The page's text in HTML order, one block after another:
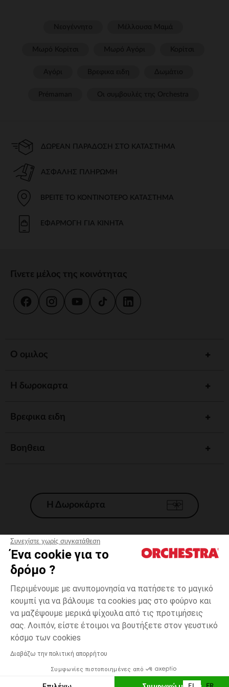
Συνεχίστε χωρίς συγκατάθεση
Ένα cookie για το
δρόμο ?
Περιμένουμε με ανυπομονησία να πατήσετε το μαγικό
κουμπί για να βάλουμε τα cookies μας στο φούρνο και
να μαζέψουμε μερικά ψίχουλα από τις προτιμήσεις
σας. Λοιπόν, είστε έτοιμοι να βουτήξετε στον γευστικό
κόσμο των cookies
Διαβάζω την πολιτική απορρήτου
Συμφωνίες πιστοποιημένες από
Πράσινο
one
Δυνατότητα πληρωμής με
ΕΠΙΛΟΓΗ ΜΕΓΕΘΟΥΣ
ΔΩΡΕΆΝ ΠΑΡΆΔΟΣΗ ΣΤΟ ΚΑΤΆΣΤΗΜΑ
ΑΣΦΑΛΉΣ ΠΛΗΡΩΜΉ
ΒΡΕΊΤΕ ΤΟ ΚΟΝΤΙΝΌΤΕΡΟ ΚΑΤΆΣΤΗΜΑ
ΕΦΑΡΜΟΓΉ ΓΙΑ ΚΙΝΗΤΆ
Γίνετε μέλος της κοινότητας
Ο ομιλος
Η δωροκαρτα
Βρεφικα ειδη
Βοηθεια
Η Δωροκάρτα
Γενικοί 'Οροι Πώλησης
*Εμπορικες προσφορες
Προσωπικά δεδομένα
Διαχείρηση των cookies
Προσβασιμότητα: μη συμμορφούμενη
H Orchestra συμμετέχει στον κωδικά δεοντολογίας και στο σύστημα
μεσολάβησης της Γαλλικής Ομοσπονδίας Ηλεκτρονικού Εμπορίου.